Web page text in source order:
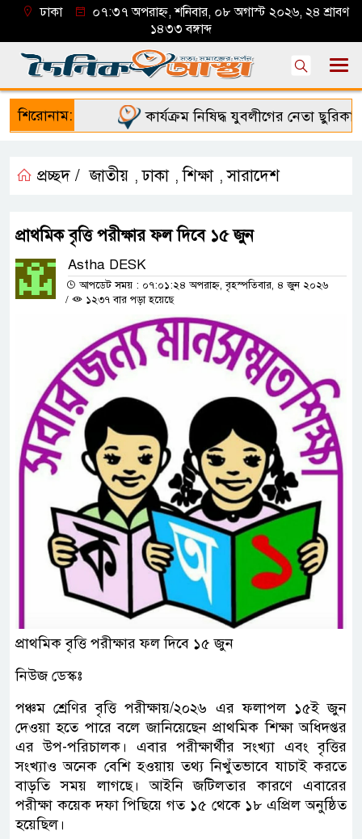
ঢাকা
০৭:৩৭ অপরাহ্ন, শনিবার, ০৮ অগাস্ট ২০২৬, ২৪ শ্রাবণ
১৪৩৩ বঙ্গাব্দ
শিরোনাম: কার্যক্রম নিষিদ্ধ যুবলীগের নেতা
প্রচ্ছদ / জাতীয় ,ঢাকা ,শিক্ষা ,সারাদেশ
প্রাথমিক বৃত্তি পরীক্ষার ফল দিবে ১৫ জুন
Astha DESK
আপডেট সময় : ০৭:০১:২৪ অপরাহ্ন, বৃহস্পতিবার, ৪ জুন ২০২৬
/
১২৩৭ বার পড়া হয়েছে
প্রাথমিক বৃত্তি পরীক্ষার ফল দিবে ১৫ জুন
নিউজ ডেস্কঃ
পঞ্চম শ্রেণির বৃত্তি পরীক্ষায়/২০২৬ এর ফলাপল ১৫ই জুন
দেওয়া হতে পারে বলে জানিয়েছেন প্রাথমিক শিক্ষা অধিদপ্তর
এর উপ-পরিচালক। এবার পরীক্ষার্থীর সংখ্যা এবং বৃত্তির
সংখ্যাও অনেক বেশি হওয়ায় তথ্য নিখুঁতভাবে যাচাই করতে
বাড়তি সময় লাগছে। আইনি জটিলতার কারণে এবারের
পরীক্ষা কয়েক দফা পিছিয়ে গত ১৫ থেকে ১৮ এপ্রিল অনুষ্ঠিত
হয়েছিল।